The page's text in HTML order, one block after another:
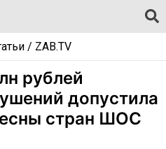
/ ZAB.TV
рублей
допустила
стран ШОС